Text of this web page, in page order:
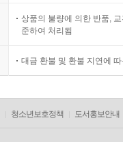
상품의 불량에 의한 반품,
준하여 처리됨
대금 환불 및 환불 지연에
청소년보호정책 도서홍보안내